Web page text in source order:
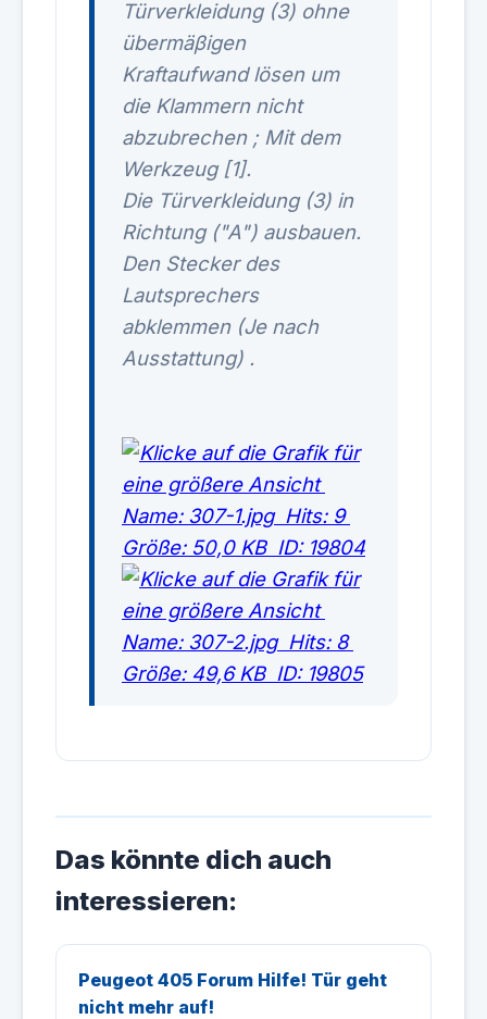
Türverkleidung (3) ohne
übermäβigen
Kraftaufwand lösen um
die Klammern nicht
abzubrechen ; Mit dem
Werkzeug [1].
Die Türverkleidung (3) in
Richtung ("A") ausbauen.
Den Stecker des
Lautsprechers
abklemmen (Je nach
Ausstattung) .
Das könnte dich auch
interessieren:
Peugeot 405 Forum Hilfe! Tür geht
nicht mehr auf!